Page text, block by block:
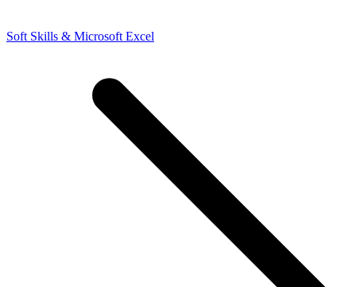
Soft Skills & Microsoft Excel